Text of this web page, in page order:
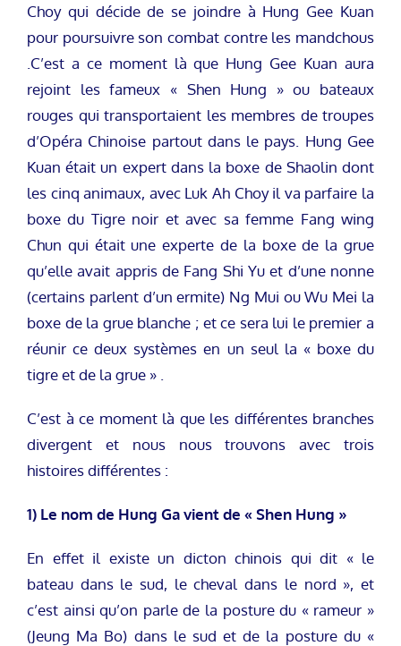
Choy qui décide de se joindre à Hung Gee Kuan
pour poursuivre son combat contre les mandchous
.C’est a ce moment là que Hung Gee Kuan aura
rejoint les fameux « Shen Hung » ou bateaux
rouges qui transportaient les membres de troupes
d’Opéra Chinoise partout dans le pays. Hung Gee
Kuan était un expert dans la boxe de Shaolin dont
les cinq animaux, avec Luk Ah Choy il va parfaire la
boxe du Tigre noir et avec sa femme Fang wing
Chun qui était une experte de la boxe de la grue
qu’elle avait appris de Fang Shi Yu et d’une nonne
(certains parlent d’un ermite) Ng Mui ou Wu Mei la
boxe de la grue blanche ; et ce sera lui le premier a
réunir ce deux systèmes en un seul la « boxe du
tigre et de la grue » .
C’est à ce moment là que les différentes branches
divergent et nous nous trouvons avec trois
histoires différentes :
1) Le nom de Hung Ga vient de « Shen Hung »
En effet il existe un dicton chinois qui dit « le
bateau dans le sud, le cheval dans le nord », et
c’est ainsi qu’on parle de la posture du « rameur »
(Jeung Ma Bo) dans le sud et de la posture du «